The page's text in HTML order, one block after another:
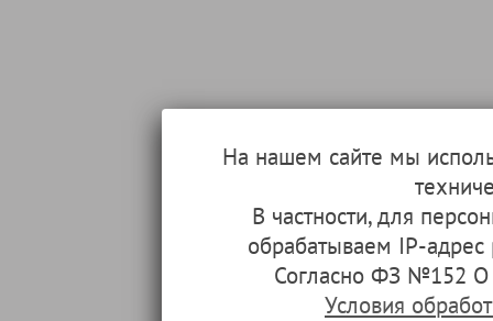
На нашем сайте мы
В частности, для
обрабатываем IP-
Согласно ФЗ №152 О
Условия